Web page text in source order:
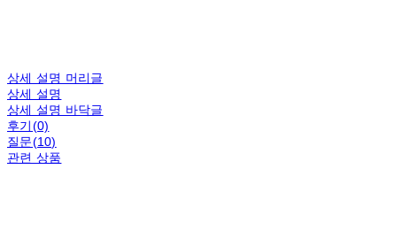
상세 설명 머리글
상세 설명
상세 설명 바닥글
후기(0)
질문(10)
관련 상품